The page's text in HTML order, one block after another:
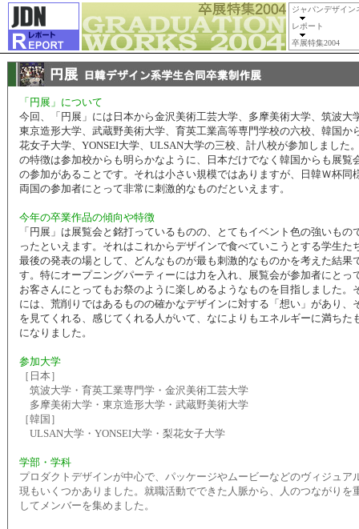
ジャパンデザイン
レポート
卒展特集2004
「円展」について
今回、「円展」には日本から金沢美術工芸大学、多摩美術大学、筑波大
東京造形大学、武蔵野美術大学、育英工業高等専門学校の六校、韓国か
花女子大学、YONSEI大学、ULSAN大学の三校、計八校が参加しました
の特徴は参加校からも明らかなように、日本だけでなく韓国からも展覧
の参加があることです。それは小さい規模ではありますが、日韓Ｗ杯同
両国の参加者にとって非常に刺激的なものだといえます。
今年の卒業作品の傾向や特徴
「円展」は展覧会と銘打っているものの、とてもイベント色の強いもの
ったといえます。それはこれからデザインで食べていこうとする学生た
最後の発表の場として、どんなものが最も刺激的なものかを考えた結果
す。特にオープニングパーティーには力を入れ、展覧会が参加者にとっ
お客さんにとってもお祭のように楽しめるようなものを目指しました。
には、荒削りではあるものの確かなデザインに対する「想い」があり、
を見てくれる、感じてくれる人がいて、なによりもエネルギーに満ちた
になりました。
参加大学
［日本］
筑波大学・育英工業専門学・金沢美術工芸大学
多摩美術大学・東京造形大学・武蔵野美術大学
［韓国］
ULSAN大学・YONSEI大学・梨花女子大学
学部・学科
プロダクトデザインが中心で、パッケージやムービーなどのヴィジュア
現もいくつかありました。就職活動でできた人脈から、人のつながりを
してメンバーを集めました。